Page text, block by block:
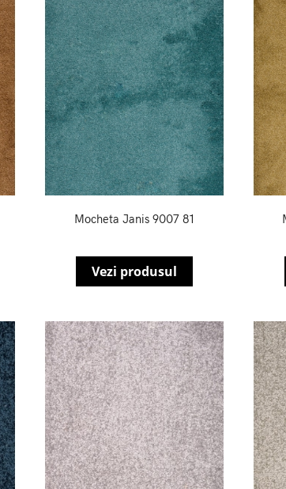
Mocheta Janis 9007 81
Vezi produsul